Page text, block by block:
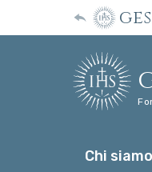
Chi siamo